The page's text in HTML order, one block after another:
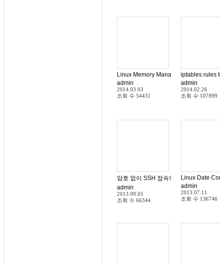
Linux Memory Management – Virtual
admin
2014.03.03
조회 수 54431
admin
2014.02.26
조회 수 107899
암호 없이 SSH 접속하기
admin
2013.09.05
조회 수 66344
Linux Date
admin
2013.07.11
조회 수 136746